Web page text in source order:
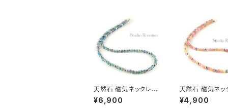
天然石 磁気ネックレス
Silver925マグネットク
ラスプ おしゃれ 女性 男
¥6,900
天然石 磁気ネッ
Silver925マグネ
ラスプ おしゃれ
¥4,900